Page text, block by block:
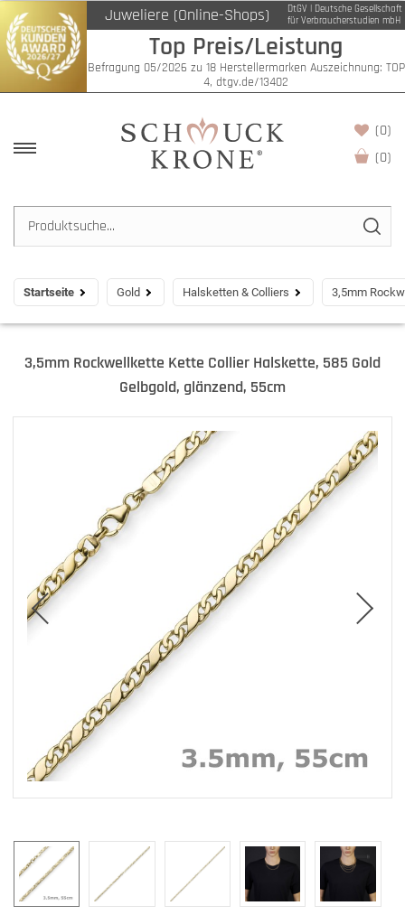
Juweliere (Online-Shops)
DtGV | Deutsche Gesellschaft
für Verbraucherstudien mbH
Top Preis/Leistung
Befragung 05/2026 zu 18 Herstellermarken Auszeichnung: TOP
4, dtgv.de/13402
(0)
(0)
Startseite Gold Halsketten & Colliers 3,5mm
3,5mm Rockwellkette Kette Collier Halskette, 585 Gold
Gelbgold, glänzend, 55cm